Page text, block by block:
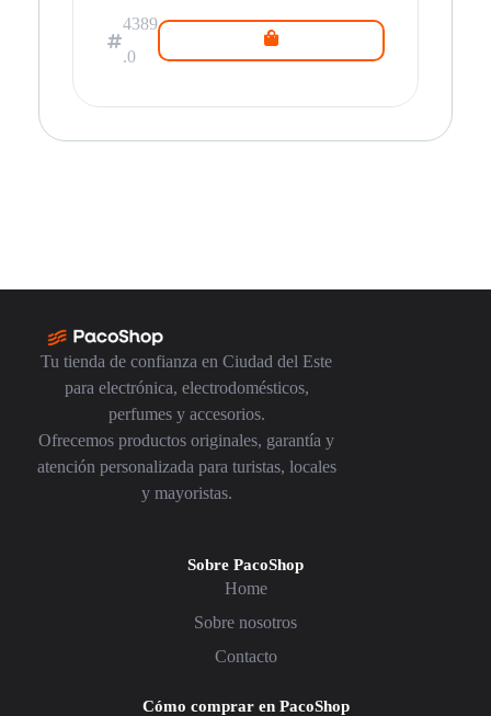
4389
.0
Tu tienda de confianza en Ciudad del Este
para electrónica, electrodomésticos,
perfumes y accesorios.
Ofrecemos productos originales, garantía y
atención personalizada para turistas, locales
y mayoristas.
Sobre PacoShop
Home
Sobre nosotros
Contacto
Cómo comprar en PacoShop